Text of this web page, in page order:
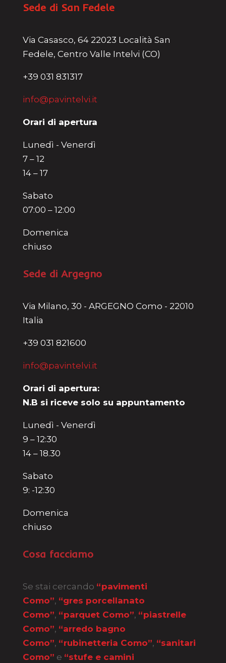
Sede di San Fedele
Via Casasco, 64 22023 Località San
Fedele, Centro Valle Intelvi (CO)
+39 031 831317
info@pavintelvi.it
Orari di apertura
Lunedì - Venerdì
7 – 12
14 – 17
Sabato
07:00 – 12:00
Domenica
chiuso
Sede di Argegno
Via Milano, 30 - ARGEGNO Como - 22010
Italia
+39 031 821600
info@pavintelvi.it
Orari di apertura:
N.B si riceve solo su appuntamento
Lunedì - Venerdì
9 – 12:30
14 – 18.30
Sabato
9: -12:30
Domenica
chiuso
Cosa facciamo
Se stai cercando “pavimenti
Como”, “gres porcellanato
Como”, “parquet Como”, “piastrelle
Como”, “arredo bagno
Como”, “rubinetteria Como”, “sanitari
Como” e “stufe e camini